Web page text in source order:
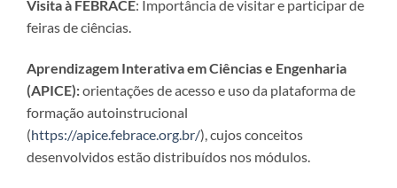
Visita à FEBRACE: Importância de visitar e participar de
feiras de ciências.
Aprendizagem Interativa em Ciências e Engenharia
(APICE):orientações de acesso e uso da plataforma de
formação autoinstrucional
(https://apice.febrace.org.br/), cujos conceitos
desenvolvidos estão distribuídos nos módulos.